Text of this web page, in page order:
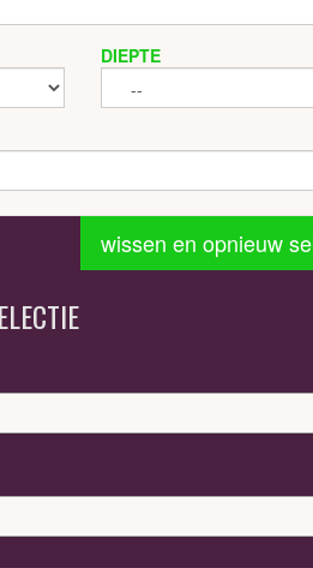
DIEPTE
wissen en opnieuw